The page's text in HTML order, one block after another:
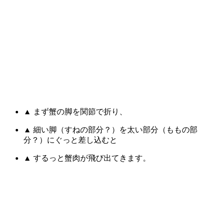
▲ まず蟹の脚を関節で折り、
▲ 細い脚（すねの部分？）を太い部分（ももの部
分？）にぐっと差し込むと
▲ するっと蟹肉が飛び出てきます。